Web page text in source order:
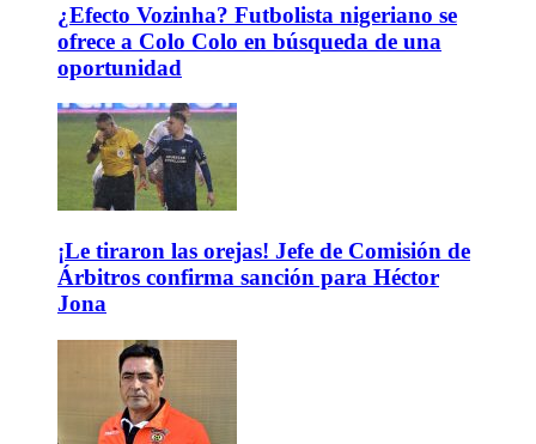
¿Efecto Vozinha? Futbolista nigeriano se
ofrece a Colo Colo en búsqueda de una
oportunidad
¡Le tiraron las orejas! Jefe de Comisión de
Árbitros confirma sanción para Héctor
Jona